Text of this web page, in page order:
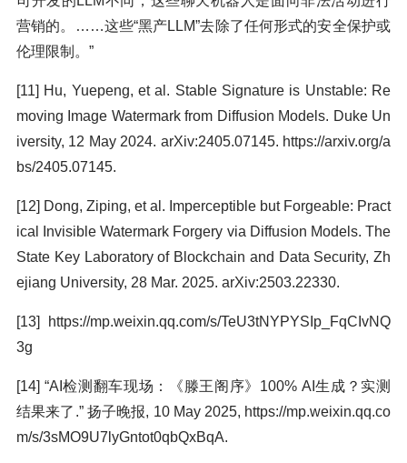
营销的。……这些“黑产LLM”去除了任何形式的安全保护或
伦理限制。”
[11] Hu, Yuepeng, et al. Stable Signature is Unstable: Re
moving Image Watermark from Diffusion Models. Duke Un
iversity, 12 May 2024. arXiv:2405.07145. https://arxiv.org/a
bs/2405.07145.
[12] Dong, Ziping, et al. Imperceptible but Forgeable: Pract
ical Invisible Watermark Forgery via Diffusion Models. The
State Key Laboratory of Blockchain and Data Security, Zh
ejiang University, 28 Mar. 2025. arXiv:2503.22330.
[13] https://mp.weixin.qq.com/s/TeU3tNYPYSIp_FqCIvNQ
3g
[14] “AI检测翻车现场：《滕王阁序》100% AI生成？实测
结果来了.” 扬子晚报, 10 May 2025, https://mp.weixin.qq.co
m/s/3sMO9U7lyGntot0qbQxBqA.